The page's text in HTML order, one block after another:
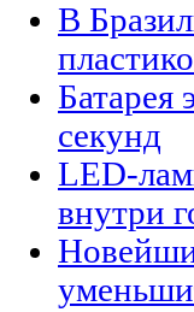
В
Батарея
секунд
LED-
внутри